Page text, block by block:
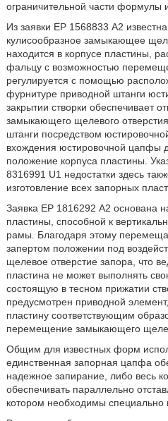
ограничительной части формулы
Из заявки ЕР 1568833 А2
кулисообразное замыкающее
находится в корпусе пластины,
фальцу с возможностью
регулируется с помощью
фурнитуре приводной штанги
закрытии створки обеспечивает
замыкающего щелевого
штанги посредством
вхождения юстировочной цапфы
положение корпуса пластины.
8316991 U1 недостатки здесь
изготовление всех запорных
Заявка ЕР 1816292 А2 основана
пластины, способной к
рамы. Благодаря этому
запертом положении под
щелевое отверстие запора, что
пластина не может выполнять
состоящую в тесном прижатии
предусмотрен приводной
пластину соответствующим
перемещение замыкающего
Общим для известных форм
единственная запорная цапфа
надежное запирание, либо весь
обеспечивать параллельно
котором необходимы специально